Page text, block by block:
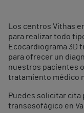
Los centros Vithas
para realizar todo
Ecocardiograma 3D
para ofrecer un
nuestros pacientes
tratamiento médico
Puedes solicitar cita
transesofágico en